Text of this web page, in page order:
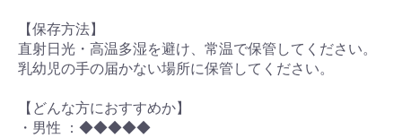
【保存方法】
直射日光・高温多湿を避け、常温で保管してください。
乳幼児の手の届かない場所に保管してください。
【どんな方におすすめか】
・男性 ：◆◆◆◆◆